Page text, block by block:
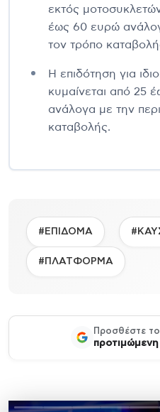
εκτός
έως 60 ευρώ
τον τρόπο
Η επιδότηση για
κυμαίνεται από 25
ανάλογα με την
καταβολής.
#ΕΠΙΔΟΜΑ
#ΠΛΑΤΦΟΡΜΑ
Προσθέστε